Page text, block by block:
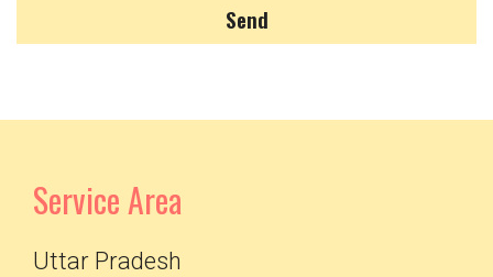
Send
Service Area
Uttar Pradesh